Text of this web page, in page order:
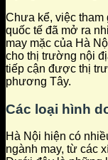
Chưa kể, việc
quốc tế đã mở ra
may mặc của Hà
cho thị trường nội
tiếp cận được thị
phương Tây.
Các loại hình
Hà Nội hiện có
ngành may, từ các